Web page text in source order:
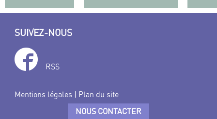
SUIVEZ-NOUS
RSS
Mentions légales | Plan du site
NOUS CONTACTER